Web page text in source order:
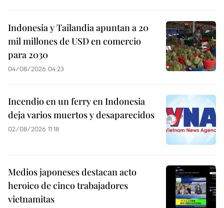
Indonesia y Tailandia apuntan a 20
mil millones de USD en comercio
para 2030
04/08/2026 04:23
Incendio en un ferry en Indonesia
deja varios muertos y desaparecidos
02/08/2026 11:18
Medios japoneses destacan acto
heroico de cinco trabajadores
vietnamitas